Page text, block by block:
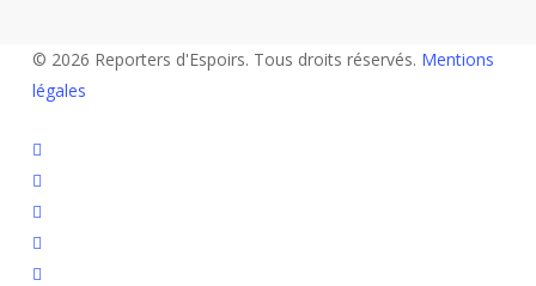
© 2026 Reporters d'Espoirs. Tous droits réservés. Mentions
légales
twitter
facebook
linkedin
youtube
flickr